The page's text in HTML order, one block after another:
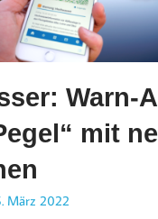
Warn-
mit
März 2022